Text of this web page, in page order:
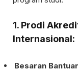
1. Prodi
Internasional:
Besaran